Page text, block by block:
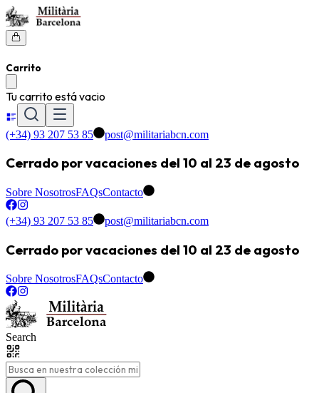
Carrito
Tu carrito está vacio
(+34) 93 207 53 85 post@militariabcn.com
Cerrado por vacaciones del 10 al 23 de agosto
Sobre NosotrosFAQsContacto
(+34) 93 207 53 85 post@militariabcn.com
Cerrado por vacaciones del 10 al 23 de agosto
Sobre NosotrosFAQsContacto
Search